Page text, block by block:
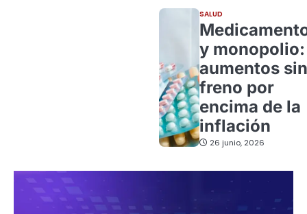
SALUD
y monopolio:
aumentos sin
freno por
encima de la
inflación
26 junio, 2026